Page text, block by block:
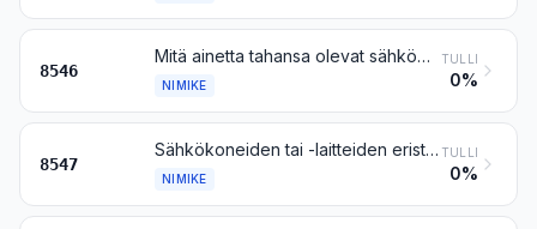
8546
Mitä ainetta tahansa olevat sähköeristimet
NIMIKE
TULLI
0%
8547
Sähkökoneiden tai -laitteiden eristystarvikkeet, joitakin vähäisiä valettaessa tai puristettaessa ainoastaan yhteenliittämistarkoituksessa kiinnitettyjä metalliosia (esim. kierteitettyjä hylsyjä) lukuun ottamatta kokonaan eristysaineesta valmistettuja, muut kuin nimikkeen 8546 eristimet; sähköjohdinputket ja niiden liitoskappaleet, epäjaloa metallia, eristysaineella vuoratut
NIMIKE
TULLI
0%